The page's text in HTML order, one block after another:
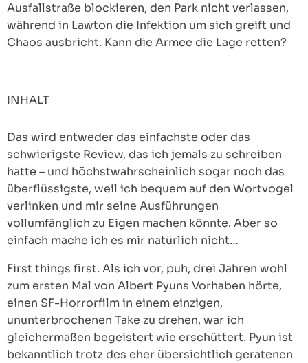
Ausfallstraße blockieren, den Park nicht verlassen,
während in Lawton die Infektion um sich greift und
Chaos ausbricht. Kann die Armee die Lage retten?
INHALT
Das wird entweder das einfachste oder das
schwierigste Review, das ich jemals zu schreiben
hatte – und höchstwahrscheinlich sogar noch das
überflüssigste, weil ich bequem auf den Wortvogel
verlinken und mir seine Ausführungen
vollumfänglich zu Eigen machen könnte. Aber so
einfach mache ich es mir natürlich nicht…
First things first. Als ich vor, puh, drei Jahren wohl
zum ersten Mal von Albert Pyuns Vorhaben hörte,
einen SF-Horrorfilm in einem einzigen,
ununterbrochenen Take zu drehen, war ich
gleichermaßen begeistert wie erschüttert. Pyun ist
bekanntlich trotz des eher übersichtlich geratenen